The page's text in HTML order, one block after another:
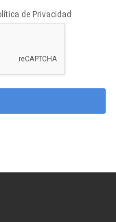
de Privacidad